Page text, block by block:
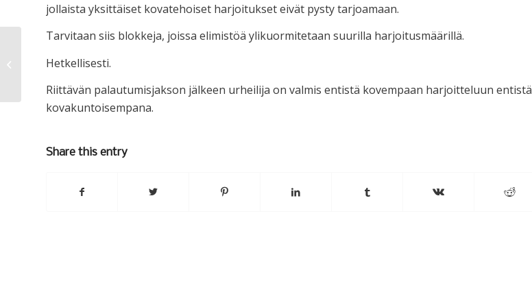
jollaista yksittäiset kovatehoiset harjoitukset eivät pysty tarjoamaan.
Tarvitaan siis blokkeja, joissa elimistöä ylikuormitetaan suurilla harjoitusmäärillä.
Hetkellisesti.
Riittävän palautumisjakson jälkeen urheilija on valmis entistä kovempaan harjoitteluun entistä
kovakuntoisempana.
Share this entry
Luotetuin 4×4